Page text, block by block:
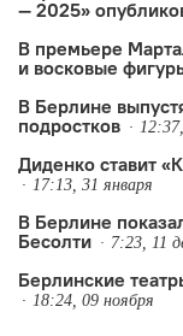
— 2025»
В премьере
и восковые
В Берлине
подростков
Диденко ставит
17:13, 31 января
В Берлине
Бесолти
7:23, 11
Берлинские
18:24, 09 ноября